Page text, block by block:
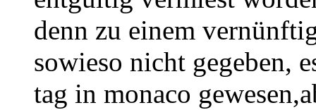
denn zu einem
sowieso nicht gegeben,
tag in monaco